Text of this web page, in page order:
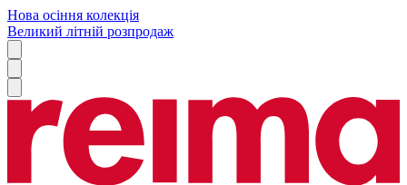
Нова осіння колекція
Великий літній розпродаж